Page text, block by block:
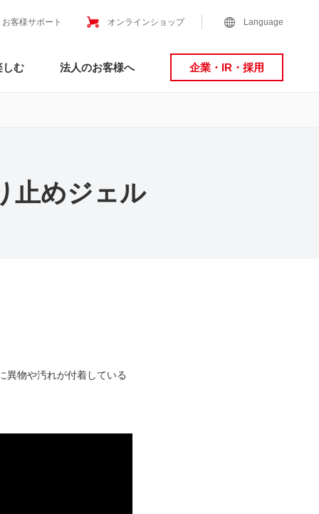
お客様サポート オンラインショップ Language
しむ 法人のお客様へ 企業・IR・採用
止めジェル
異物や汚れが付着している